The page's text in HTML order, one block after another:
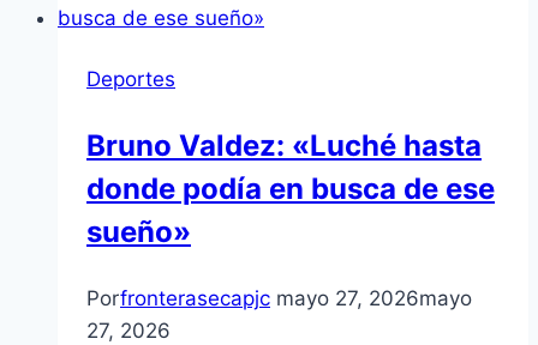
Deportes
Bruno Valdez: «Luché hasta
donde podía en busca de ese
sueño»
Porfronterasecapjc mayo 27, 2026mayo
27, 2026